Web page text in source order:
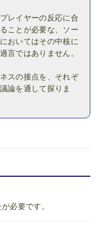
レイヤーの反応に合
ことが必要な、ソー
おいてはその中核に
言ではありません。
スの接点を、それぞ
論を通して探りま
が必要です。